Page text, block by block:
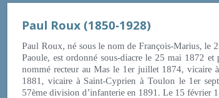
Paul Roux (1850-1928)
Paul Roux, né sous le nom de François-Marius, le
Paoule, est ordonné sous-diacre le 25 mai 1872
nommé recteur au Mas le 1er juillet 1874, vicaire
1881, vicaire à Saint-Cyprien à Toulon le 1er
57ème division d’infanterie en 1891. Le 15 février